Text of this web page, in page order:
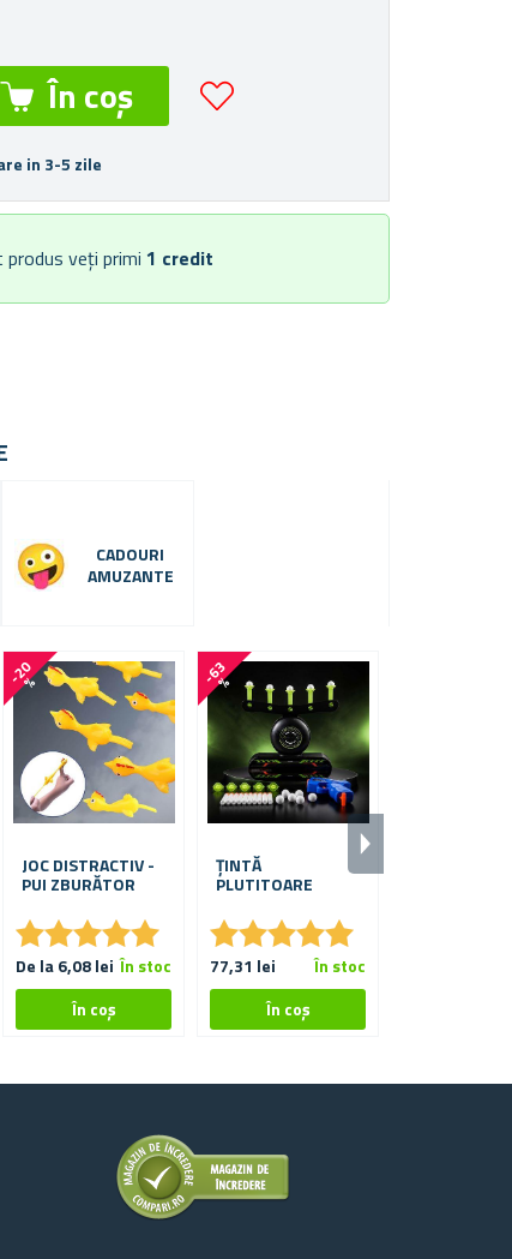
in 3-5 zile
veți primi 1 credit
CADOURI
AMUZANTE
-
2
0
%
JOC DISTRACTIV -
PUI ZBURĂTOR
★★★★★
★★★★★
De la 6,08 lei În stoc
-
6
3
%
ȚINTĂ
PLUTITOARE
★★★★★
★★★★★
77,31 lei În stoc